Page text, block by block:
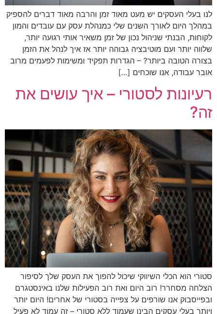
לנו בעלי העסקים יש מעט מאוד זמן והרבה מאוד דברים להספיק
במהלך היום לאורך השנים שלי כמנהלת עסק עם עובדים והמון
לקוחות, הבנתי שניהול נכון של זמן משאיר אותי רגועה יותר,
שלווה יותר ועם מוטיבציה גבוהה יותר אז איך לנהל את הזמן
בצורה הטובה ביותר? – הגדרות תפקיד ומשימות לפעמים מרוב
אובר עבודה, אנו שוכחים […]
רעיונות לסטורי – איך עושים את
זה?
סטורי הוא הכלי השיווקי שיכול להפוך את העסק שלך לסיפור
הצלחה מסחרר! רוב היום ואת רוב הפעילות שלנו באינסטגרם
ובפייסבוק אנו שורפים על צפייה בסטורי של אחרים! היום יותר
ויותר בעלי עסקים הבינו שעמוד ללא סטורי – זה עמוד לא פעיל